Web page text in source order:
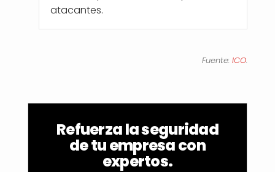
atacantes.
Fuente:ICO.
Refuerza la seguridad
de tu empresa con
expertos.